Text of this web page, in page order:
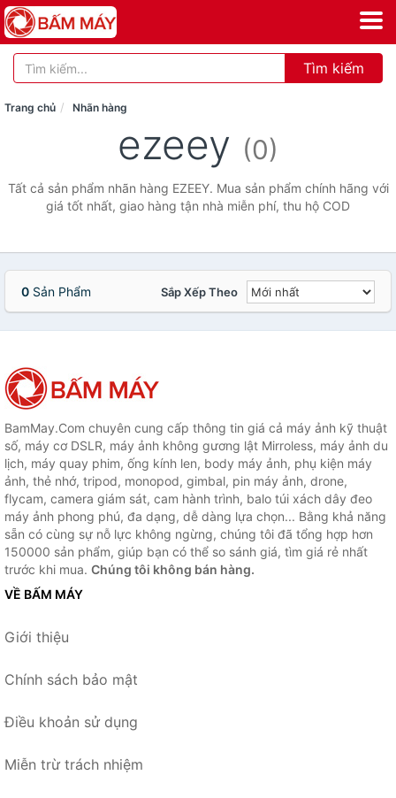
Tìm kiếm
Trang chủ Nhãn hàng
ezeey (0)
Tất cả sản phẩm nhãn hàng EZEEY. Mua sản phẩm chính hãng với
giá tốt nhất, giao hàng tận nhà miễn phí, thu hộ COD
0 Sản Phẩm Sắp Xếp Theo
BamMay.Com chuyên cung cấp thông tin giá cả máy ảnh kỹ thuật
số, máy cơ DSLR, máy ảnh không gương lật Mirroless, máy ảnh du
lịch, máy quay phim, ống kính len, body máy ảnh, phụ kiện máy
ảnh, thẻ nhớ, tripod, monopod, gimbal, pin máy ảnh, drone,
flycam, camera giám sát, cam hành trình, balo túi xách dây đeo
máy ảnh phong phú, đa dạng, dễ dàng lựa chọn... Bằng khả năng
sẵn có cùng sự nỗ lực không ngừng, chúng tôi đã tổng hợp hơn
150000 sản phẩm, giúp bạn có thể so sánh giá, tìm giá rẻ nhất
trước khi mua. Chúng tôi không bán hàng.
VỀ BẤM MÁY
Giới thiệu
Chính sách bảo mật
Điều khoản sử dụng
Miễn trừ trách nhiệm